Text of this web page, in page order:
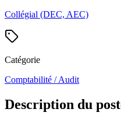
Collégial (DEC, AEC)
Catégorie
Comptabilité / Audit
Description du